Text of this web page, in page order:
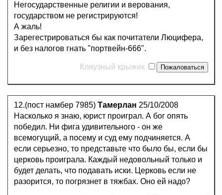
Негосударственные религии и верования,
государством не регистрируются!
А жаль!
Зарегестрироваться бы как почитатели Люцифера,
и без налогов гнать "портвейн-666".
Кляузный крыжик
12.(пост намбер 7985) Тамерлан 25/10/2008
Насколько я знаю, юрист проиграл. А бог опять
победил. Ни фига удивительного - он же
всемогущий, а посему и суд ему подчиняется. А
если серьезно, то представьте что было бы, если бы
церковь проиграла. Каждый недовольный только и
будет делать, что подавать иски. Церковь если не
разорится, то погрязнет в тяжбах. Оно ей надо?